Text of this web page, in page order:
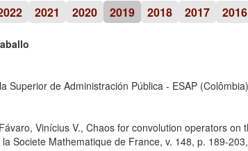
2021 2020 2019 2018 2017 2016
Superior de Administración Pública - ESAP
Vinícius V., Chaos for convolution operators
Societe Mathematique de France, v. 148, p. 189-